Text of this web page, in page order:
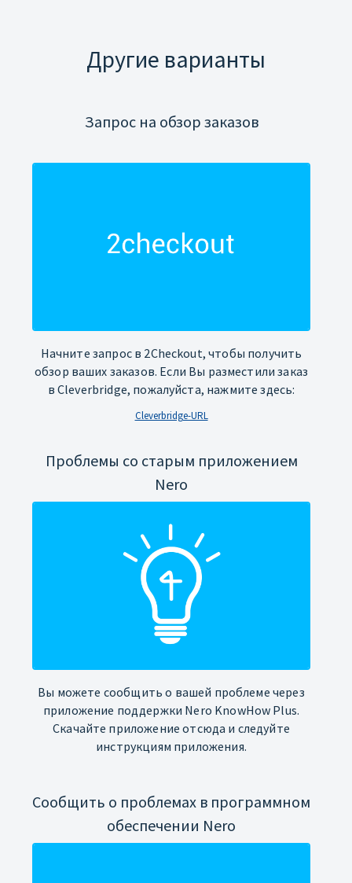
Другие варианты
Запрос на обзор заказов
Начните запрос в 2Checkout, чтобы получить
обзор ваших заказов. Если Вы разместили заказ
в Cleverbridge, пожалуйста, нажмите здесь:
Cleverbridge-URL
Проблемы со старым приложением
Nero
Вы можете сообщить о вашей проблеме через
приложение поддержки Nero KnowHow Plus.
Скачайте приложение отсюда и следуйте
инструкциям приложения.
Сообщить о проблемах в программном
обеспечении Nero